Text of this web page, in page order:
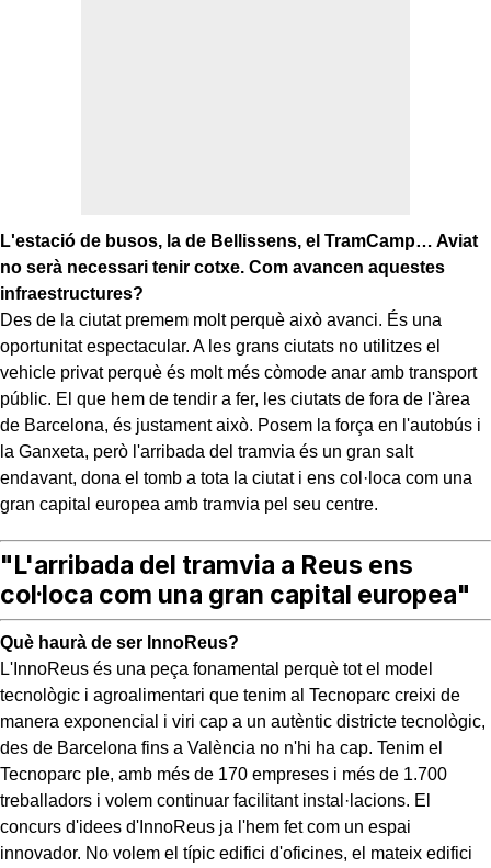
L'estació de busos, la de Bellissens, el TramCamp… Aviat
no serà necessari tenir cotxe. Com avancen aquestes
infraestructures?
Des de la ciutat premem molt perquè això avanci. És una
oportunitat espectacular. A les grans ciutats no utilitzes el
vehicle privat perquè és molt més còmode anar amb transport
públic. El que hem de tendir a fer, les ciutats de fora de l'àrea
de Barcelona, és justament això. Posem la força en l'autobús i
la Ganxeta, però l'arribada del tramvia és un gran salt
endavant, dona el tomb a tota la ciutat i ens col·loca com una
gran capital europea amb tramvia pel seu centre.
"L'arribada del tramvia a Reus ens
col·loca com una gran capital europea"
Què haurà de ser InnoReus?
L'InnoReus és una peça fonamental perquè tot el model
tecnològic i agroalimentari que tenim al Tecnoparc creixi de
manera exponencial i viri cap a un autèntic districte tecnològic,
des de Barcelona fins a València no n'hi ha cap. Tenim el
Tecnoparc ple, amb més de 170 empreses i més de 1.700
treballadors i volem continuar facilitant instal·lacions. El
concurs d'idees d'InnoReus ja l'hem fet com un espai
innovador. No volem el típic edifici d'oficines, el mateix edifici